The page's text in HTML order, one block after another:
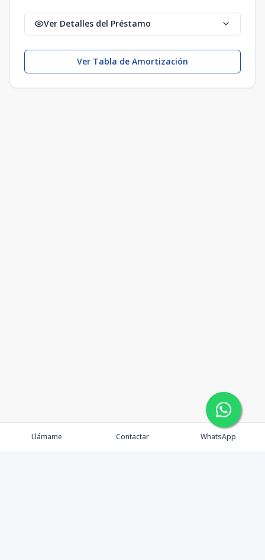
Ver Detalles del Préstamo
Ver Tabla de Amortización
Llámame Contactar WhatsApp